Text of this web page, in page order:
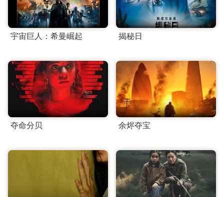
宇宙巨人：希曼崛起 揭秘日
夺命分贝 余烬夺宝